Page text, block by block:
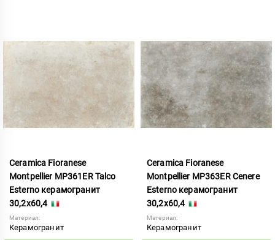
Ceramica Fioranese
Montpellier MP361ER Talco
Esterno керамогранит
30,2x60,4
Материал:
Керамогранит
Ceramica Fioranese
Montpellier MP363ER Cenere
Esterno керамогранит
30,2x60,4
Материал:
Керамогранит